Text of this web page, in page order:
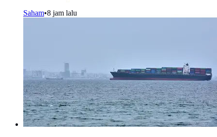
Saham•8 jam lalu